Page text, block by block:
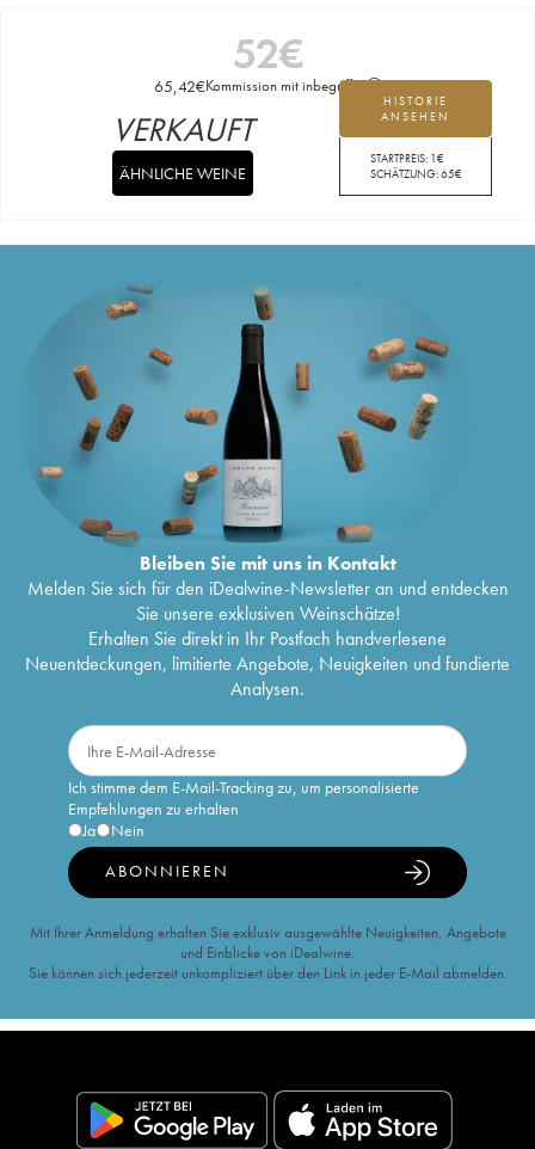
52€
65,42€Kommission mit inbegriffen
HISTORIE
ANSEHEN
STARTPREIS: 1€
SCHÄTZUNG:65€
VERKAUFT
ÄHNLICHE WEINE
Bleiben Sie mit uns in Kontakt
Melden Sie sich für den iDealwine-Newsletter an und entdecken
Sie unsere exklusiven Weinschätze!
Erhalten Sie direkt in Ihr Postfach handverlesene
Neuentdeckungen, limitierte Angebote, Neuigkeiten und fundierte
Analysen.
Ich stimme dem E-Mail-Tracking zu, um personalisierte
Empfehlungen zu erhalten
Ja
Nein
ABONNIEREN
Mit Ihrer Anmeldung erhalten Sie exklusiv ausgewählte Neuigkeiten, Angebote
und Einblicke von iDealwine.
Sie können sich jederzeit unkompliziert über den Link in jeder E-Mail abmelden.